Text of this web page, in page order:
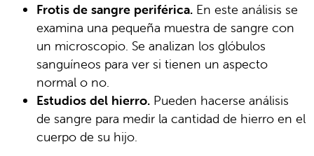
Frotis de sangre periférica. En este análisis se
examina una pequeña muestra de sangre con
un microscopio. Se analizan los glóbulos
sanguíneos para ver si tienen un aspecto
normal o no.
Estudios del hierro. Pueden hacerse análisis
de sangre para medir la cantidad de hierro en el
cuerpo de su hijo.